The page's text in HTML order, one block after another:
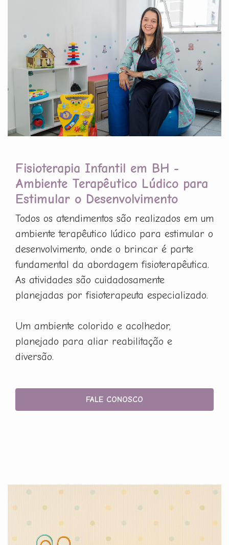
Fisioterapia Infantil em BH -
Ambiente Terapêutico Lúdico para
Estimular o Desenvolvimento
Todos os atendimentos são realizados em um
ambiente terapêutico lúdico para estimular o
desenvolvimento, onde o brincar é parte
fundamental da abordagem fisioterapêutica.
As atividades são cuidadosamente
planejadas por fisioterapeuta especializado.
Um ambiente colorido e acolhedor,
planejado para aliar reabilitação e
diversão.
FALE CONOSCO